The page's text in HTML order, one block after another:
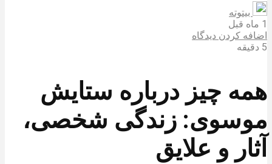
بیتوته
1 ماه قبل
اضافه کردن دیدگاه
5 دقیقه
همه چیز درباره ستایش
موسوی: زندگی شخصی،
آثار و علایق